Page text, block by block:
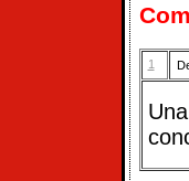
1